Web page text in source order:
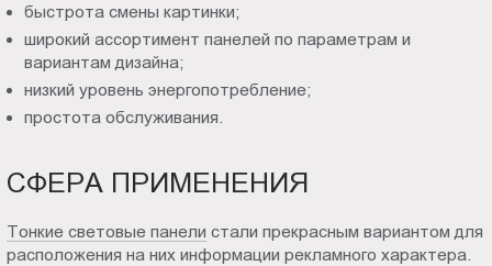
быстрота смены картинки;
широкий ассортимент панелей по параметрам и
вариантам дизайна;
низкий уровень энергопотребление;
простота обслуживания.
СФЕРА ПРИМЕНЕНИЯ
Тонкие световые панели стали прекрасным вариантом для
расположения на них информации рекламного характера.